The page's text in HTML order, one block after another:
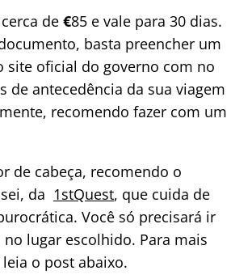
de €85 e vale para 30 dias.
basta preencher um
site oficial do governo com no
de antecedência da sua viagem
recomendo fazer com um
de cabeça, recomendo o
da 1stQuest, que cuida de
Você só precisará ir
lugar escolhido. Para mais
o post abaixo.